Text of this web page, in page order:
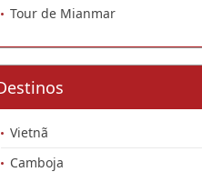
Tour de Mianmar
Vietnã
Camboja